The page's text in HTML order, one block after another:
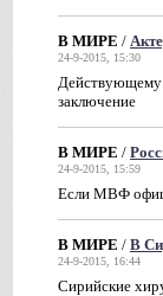
В МИРЕ /
24-9-2015, 15:30
Действующему
заключение
В МИРЕ /
24-9-2015, 15:59
Если МВФ
В МИРЕ / В
24-9-2015, 16:44
Сирийские